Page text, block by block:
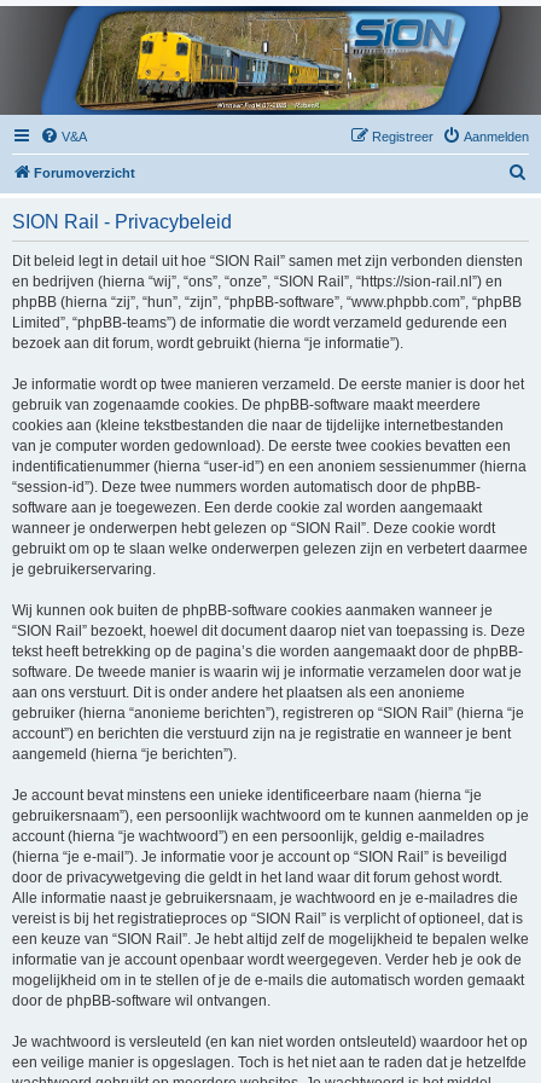
V&A Aanmelden
Registreer
Forumoverzicht
SION Rail - Privacybeleid
Dit beleid legt in detail uit hoe “SION Rail” samen met zijn verbonden diensten
en bedrijven (hierna “wij”, “ons”, “onze”, “SION Rail”, “https://sion-rail.nl”) en
phpBB (hierna “zij”, “hun”, “zijn”, “phpBB-software”, “www.phpbb.com”, “phpBB
Limited”, “phpBB-teams”) de informatie die wordt verzameld gedurende een
bezoek aan dit forum, wordt gebruikt (hierna “je informatie”).
Je informatie wordt op twee manieren verzameld. De eerste manier is door het
gebruik van zogenaamde cookies. De phpBB-software maakt meerdere
cookies aan (kleine tekstbestanden die naar de tijdelijke internetbestanden
van je computer worden gedownload). De eerste twee cookies bevatten een
indentificatienummer (hierna “user-id”) en een anoniem sessienummer (hierna
“session-id”). Deze twee nummers worden automatisch door de phpBB-
software aan je toegewezen. Een derde cookie zal worden aangemaakt
wanneer je onderwerpen hebt gelezen op “SION Rail”. Deze cookie wordt
gebruikt om op te slaan welke onderwerpen gelezen zijn en verbetert daarmee
je gebruikerservaring.
Wij kunnen ook buiten de phpBB-software cookies aanmaken wanneer je
“SION Rail” bezoekt, hoewel dit document daarop niet van toepassing is. Deze
tekst heeft betrekking op de pagina’s die worden aangemaakt door de phpBB-
software. De tweede manier is waarin wij je informatie verzamelen door wat je
aan ons verstuurt. Dit is onder andere het plaatsen als een anonieme
gebruiker (hierna “anonieme berichten”), registreren op “SION Rail” (hierna “je
account”) en berichten die verstuurd zijn na je registratie en wanneer je bent
aangemeld (hierna “je berichten”).
Je account bevat minstens een unieke identificeerbare naam (hierna “je
gebruikersnaam”), een persoonlijk wachtwoord om te kunnen aanmelden op je
account (hierna “je wachtwoord”) en een persoonlijk, geldig e-mailadres
(hierna “je e-mail”). Je informatie voor je account op “SION Rail” is beveiligd
door de privacywetgeving die geldt in het land waar dit forum gehost wordt.
Alle informatie naast je gebruikersnaam, je wachtwoord en je e-mailadres die
vereist is bij het registratieproces op “SION Rail” is verplicht of optioneel, dat is
een keuze van “SION Rail”. Je hebt altijd zelf de mogelijkheid te bepalen welke
informatie van je account openbaar wordt weergegeven. Verder heb je ook de
mogelijkheid om in te stellen of je de e-mails die automatisch worden gemaakt
door de phpBB-software wil ontvangen.
Je wachtwoord is versleuteld (en kan niet worden ontsleuteld) waardoor het op
een veilige manier is opgeslagen. Toch is het niet aan te raden dat je hetzelfde